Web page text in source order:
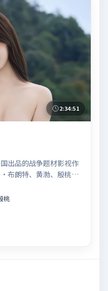
2:34:51
出品的战争题材影视作
布朗特、黄渤、殷桃等
院线首映。影片围绕
叙事，镜头语言克制而
弧光完整；配乐与场面
亦留有可供解读的细节
人物关系的观众观看与
桃